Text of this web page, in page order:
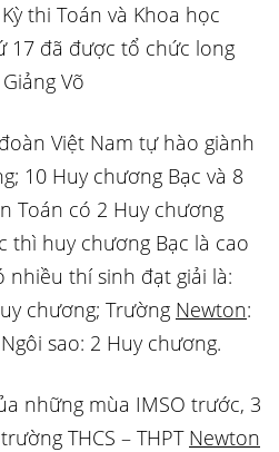
thi Toán và Khoa học
17 đã được tổ chức long
Võ
Việt Nam tự hào giành
10 Huy chương Bạc và 8
Toán có 2 Huy chương
thì huy chương Bạc là cao
thí sinh đạt giải là:
chương; Trường Newton:
sao: 2 Huy chương.
những mùa IMSO trước, 3
THCS – THPT Newton